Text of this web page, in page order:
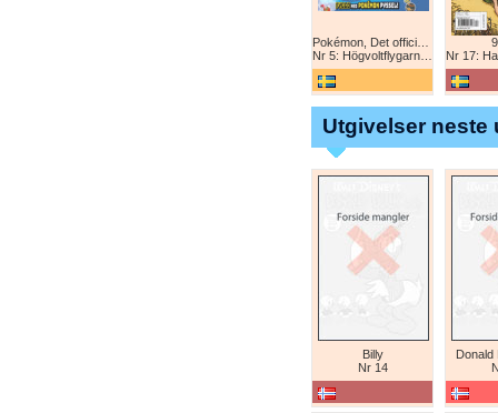
Nr 5: Högvoltflygarna mot Svart Rayquaza!
Nr 17: Harald
Utgivelser neste
Billy
Nr 14
Donald